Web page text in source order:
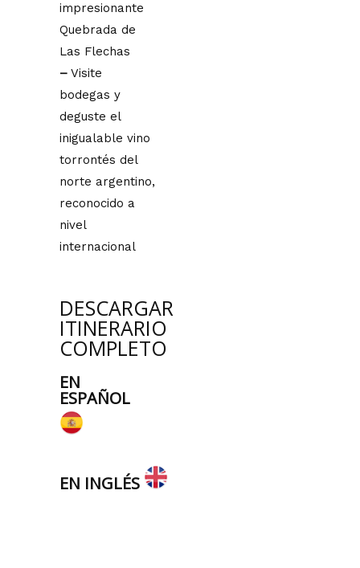
impresionante
Quebrada de
Las Flechas
– Visite
bodegas y
deguste el
inigualable vino
torrontés del
norte argentino,
reconocido a
nivel
internacional
DESCARGAR
ITINERARIO
COMPLETO
EN
ESPAÑOL
EN INGLÉS